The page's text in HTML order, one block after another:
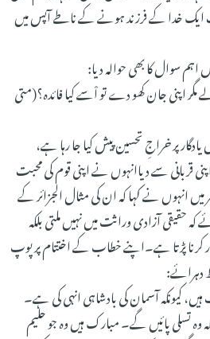
خدا کے فرزند ہونے کے ناطے آپس میں
سوال کا بھی حوالہ دیا:
اپنی جان کھو دے تو اْسے کیا فائدہ؟(متی
پر خراجِ تحسین پیش کیا جا رہا ہے،
سے دیاانہوں نے اپنی قوم کی محبت
انہوں نے کہا کہ ان کی مثال الجزائر کے
کہ حقیقی آزادی وراثت میں نہیں ملتی بلکہ
پڑتا ہے۔اپنے خطاب کے اختتام پر پوپ
دہرائے:
کیونکہ آسمان کی بادشاہی انہی کی ہے۔
وہ تسلی پائیں گے۔ مبارک ہیں وہ جو حلیم